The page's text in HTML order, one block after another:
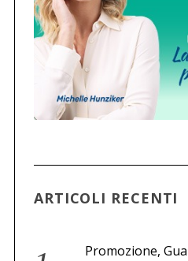
ARTICOLI RECENTI
Promozione,